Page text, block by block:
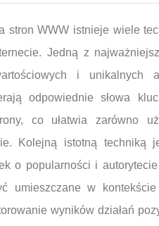
stron WWW istnieje wiele
Jedną z
i unikalnych
odpowiednie słowa
co ułatwia zarówno
Kolejną istotną techniką
o popularności i
umieszczane w
wyników działań